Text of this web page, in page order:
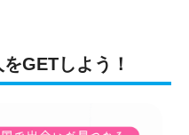
GETしよう！